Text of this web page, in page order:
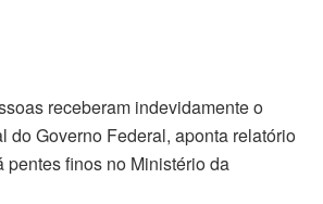
receberam indevidamente o
do Governo Federal, aponta relatório
pentes finos no Ministério da